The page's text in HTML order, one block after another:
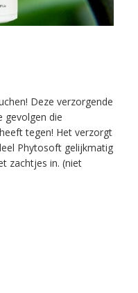
Deze verzorgende
gevolgen die
tegen! Het verzorgt
Phytosoft gelijkmatig
zachtjes in. (niet